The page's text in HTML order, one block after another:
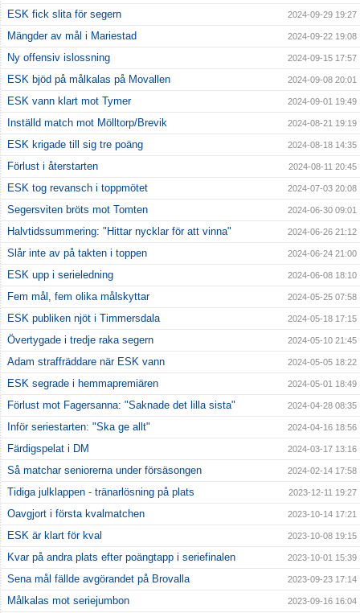
ESK fick slita för segern 2024-09-29 19:27
Mängder av mål i Mariestad 2024-09-22 19:08
Ny offensiv islossning 2024-09-15 17:57
ESK bjöd på målkalas på Movallen 2024-09-08 20:01
ESK vann klart mot Tymer 2024-09-01 19:49
Inställd match mot Mölltorp/Brevik 2024-08-21 19:19
ESK krigade till sig tre poäng 2024-08-18 14:35
Förlust i återstarten 2024-08-11 20:45
ESK tog revansch i toppmötet 2024-07-03 20:08
Segersviten bröts mot Tomten 2024-06-30 09:01
Halvtidssummering: "Hittar nycklar för att vinna" 2024-06-26 21:12
Slår inte av på takten i toppen 2024-06-24 21:00
ESK upp i serieledning 2024-06-08 18:10
Fem mål, fem olika målskyttar 2024-05-25 07:58
ESK publiken njöt i Timmersdala 2024-05-18 17:15
Övertygade i tredje raka segern 2024-05-10 21:45
Adam straffräddare när ESK vann 2024-05-05 18:22
ESK segrade i hemmapremiären 2024-05-01 18:49
Förlust mot Fagersanna: "Saknade det lilla sista" 2024-04-28 08:35
Inför seriestarten: "Ska ge allt" 2024-04-16 18:56
Färdigspelat i DM 2024-03-17 13:16
Så matchar seniorerna under försäsongen 2024-02-14 17:58
Tidiga julklappen - tränarlösning på plats 2023-12-11 19:27
Oavgjort i första kvalmatchen 2023-10-14 17:21
ESK är klart för kval 2023-10-08 19:15
Kvar på andra plats efter poängtapp i seriefinalen 2023-10-01 15:39
Sena mål fällde avgörandet på Brovalla 2023-09-23 17:14
Målkalas mot seriejumbon 2023-09-16 16:04